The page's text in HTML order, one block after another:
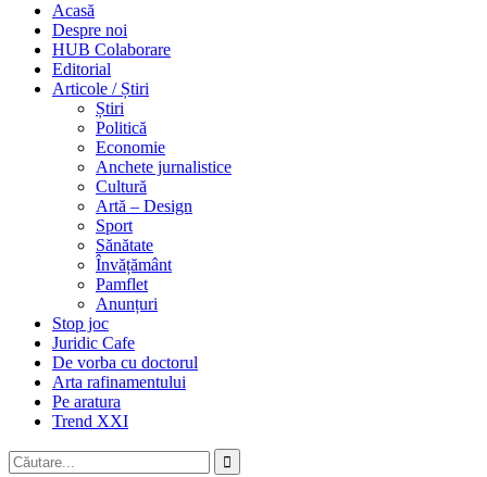
Acasă
Despre noi
HUB Colaborare
Editorial
Articole / Știri
Știri
Politică
Economie
Anchete jurnalistice
Cultură
Artă – Design
Sport
Sănătate
Învățământ
Pamflet
Anunțuri
Stop joc
Juridic Cafe
De vorba cu doctorul
Arta rafinamentului
Pe aratura
Trend XXI